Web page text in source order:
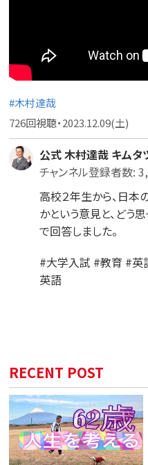
#木村達哉
726回視聴・2023.12.09(土)
公式 木村達哉 キムタ
チャンネル登録者数:
高校２年生から、日
かという意見と、どう
で回答しました。
#大学入試 #教育 #
英語
RECENT POST